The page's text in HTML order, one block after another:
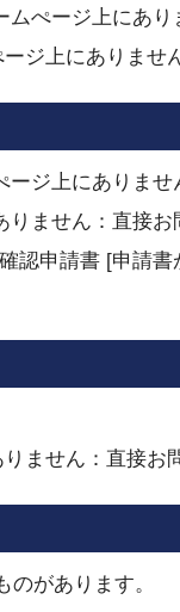
ぺージ上にあ
ジ上にありませ
ジ上にありませ
ません：直接お
認申請書 [申請書
ません：直接お
があります。